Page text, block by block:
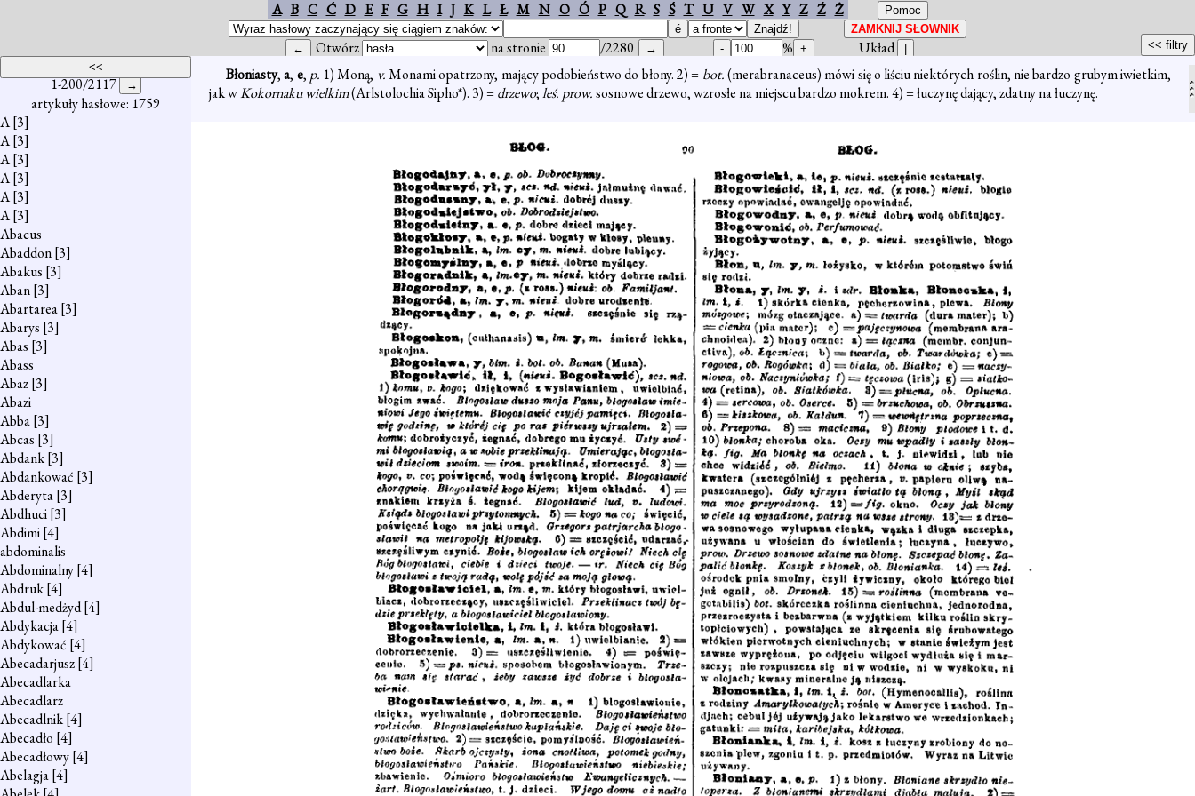
A B C Ć D E F G H I J K L Ł M N O Ó P Q R S Ś T U V W X Y Z Ź Ż
Otwórz na stronie /2280 %
Układ
1-200/2117
artykuły hasłowe: 1759
A[3]
A[3]
A[3]
A[3]
A[3]
A[3]
Abacus
Abaddon[3]
Abakus [3]
Aban[3]
Abartarea[3]
Abarys [3]
Abas [3]
Abass
Abaz[3]
Abazi
Abba[3]
Abcas [3]
Abdank[3]
Abdankować [3]
Abderyta[3]
Abdhuci[3]
Abdimi[4]
abdominalis
Abdominalny[4]
Abdruk[4]
Abdul-medżyd[4]
Abdykacja[4]
Abdykować [4]
Abecadarjusz[4]
Abecadlarka
Abecadlarz
Abecadlnik[4]
Abecadło [4]
Abecadłowy[4]
Abelagja[4]
Błoniasty,a, e, p. 1) Moną, v.Monami opatrzony, mający podobieństwo do błony. 2) = bot.(merabranaceus) mówi się o liściu niektórych roślin, nie bardzo grubym iwietkim,
jak wKokornaku wielkim(Arlstolochia Sipho*). 3) =drzewo;leś. prow.sosnowe drzewo, wzrosłe na miejscu bardzo mokrem. 4) = łuczynę dający, zdatny na łuczynę.